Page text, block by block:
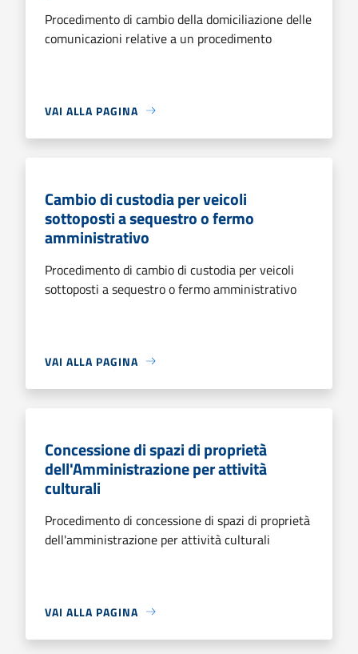
Procedimento di cambio della domiciliazione delle
comunicazioni relative a un procedimento
VAI ALLA PAGINA
Cambio di custodia per veicoli
sottoposti a sequestro o fermo
amministrativo
Procedimento di cambio di custodia per veicoli
sottoposti a sequestro o fermo amministrativo
VAI ALLA PAGINA
Concessione di spazi di proprietà
dell'Amministrazione per attività
culturali
Procedimento di concessione di spazi di proprietà
dell'amministrazione per attività culturali
VAI ALLA PAGINA